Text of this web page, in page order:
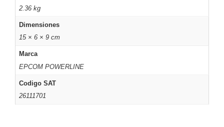
Alimentación
con
de
Energía
de Largo
2.36 kg
Dimensiones
15 × 6 × 9 cm
Marca
EPCOM POWERLINE
Codigo SAT
26111701